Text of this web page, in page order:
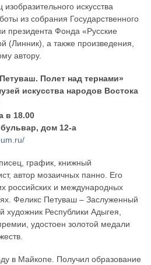
искусства
из собрания Государственного
президента Фонда «Русские
(Линник), а также произведения,
автору.
Полет над тернами»
искусства народов Востока
в 18.00
дом 12-а
график, книжный
автор мозаичных панно. Его
российских и международных
Феликс Петуваш – Заслуженный
художник Республики Адыгея,
удостоен золотой медали
в Майкопе. Получил образование